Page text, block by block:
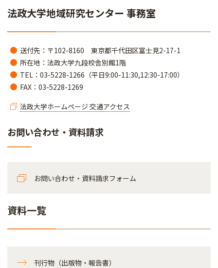
法政大学地域研究センター 事務室
送付先：〒102-8160 東京都千代田区富士見2-17-1
所在地：法政大学九段校舎別館1階
TEL：03-5228-1266（平日9:00-11:30,12:30-17:00）
FAX：03-5228-1269
法政大学ホームページ 交通アクセス
お問い合わせ・資料請求
お問い合わせ・資料請求フォーム
資料一覧
刊行物（出版物・報告書）